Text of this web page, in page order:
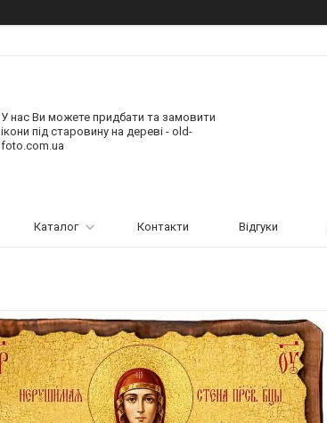
У нас Ви можете придбати та замовити
ікони під старовину на дереві - old-
foto.com.ua
Каталог Контакти Відгуки